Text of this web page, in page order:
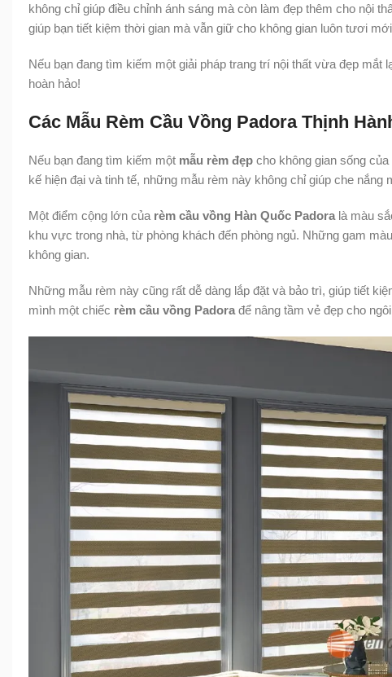
không chỉ giúp điều chỉnh ánh sáng mà còn làm đẹp thêm cho nội
giúp bạn tiết kiệm thời gian mà vẫn giữ cho không gian luôn tươi
Nếu bạn đang tìm kiếm một giải pháp trang trí nội thất vừa đẹp
hoàn hảo!
Các Mẫu Rèm Cầu Vồng Padora Thịnh
Nếu bạn đang tìm kiếm một mẫu rèm đẹp cho không gian sống
kế hiện đại và tinh tế, những mẫu rèm này không chỉ giúp che
Một điểm cộng lớn của rèm cầu vồng Hàn Quốc Padora là màu
khu vực trong nhà, từ phòng khách đến phòng ngủ. Những gam
không gian.
Những mẫu rèm này cũng rất dễ dàng lắp đặt và bảo trì, giúp tiết
mình một chiếc rèm cầu vồng Padora để nâng tầm vẻ đẹp cho